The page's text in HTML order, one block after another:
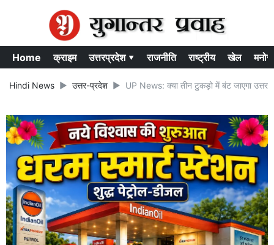
Home क्राइम उत्तरप्रदेश ▾ राजनीति राष्ट्रीय खेल
Hindi News उत्तर-प्रदेश UP News: क्या तीन टुकड़ो में बंट जाएगा उत्तर